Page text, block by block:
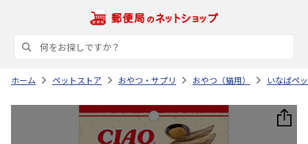
ホーム ペットストア おやつ・サプリ おやつ（猫用） いなばペ